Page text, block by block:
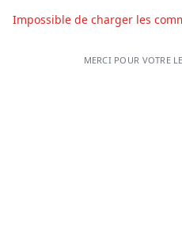
Impossible de charger les
MERCI POUR VOTRE